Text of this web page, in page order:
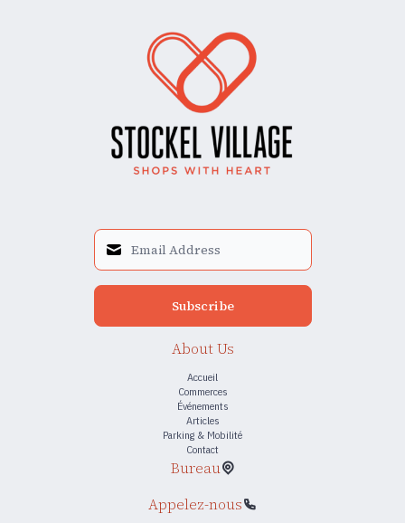
Subscribe
About Us
Accueil
Commerces
Événements
Articles
Parking & Mobilité
Contact
Bureau
Appelez-nous